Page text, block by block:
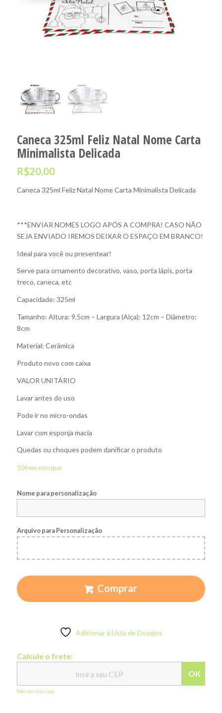
Caneca 325ml Feliz Natal Nome Carta
Minimalista Delicada
R$20,00
Caneca 325ml Feliz Natal Nome Carta Minimalista Delicada
***ENVIAR NOMES LOGO APÓS A COMPRA! CASO NÃO
SEJA ENVIADO IREMOS DEIXAR O ESPAÇO EM BRANCO!
Ideal para você ou presentear!
Serve para ornamento decorativo, vaso, porta lápis, porta
treco, caneca, etc
Capacidade: 325ml
Tamanho: Altura: 9,5cm – Largura (Alça): 12cm – Diâmetro:
8cm
Material: Cerâmica
Produto novo com caixa
VALOR UNITÁRIO
Lavar antes do uso
Pode ir no micro-ondas
Lavar com esponja macia
Quedas ou choques podem danificar o produto
104 em estoque
Nome para personalização
Arquivo para Personalização
Comprar
Adicionar à Lista de Desejos
Calcule o frete:
OK
Não sei meu cep